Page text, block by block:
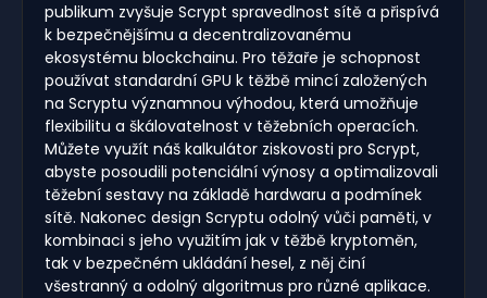
publikum zvyšuje Scrypt spravedlnost sítě a přispívá
k bezpečnějšímu a decentralizovanému
ekosystému blockchainu. Pro těžaře je schopnost
používat standardní GPU k těžbě mincí založených
na Scryptu významnou výhodou, která umožňuje
flexibilitu a škálovatelnost v těžebních operacích.
Můžete využít náš kalkulátor ziskovosti pro Scrypt,
abyste posoudili potenciální výnosy a optimalizovali
těžební sestavy na základě hardwaru a podmínek
sítě. Nakonec design Scryptu odolný vůči paměti, v
kombinaci s jeho využitím jak v těžbě kryptoměn,
tak v bezpečném ukládání hesel, z něj činí
všestranný a odolný algoritmus pro různé aplikace.